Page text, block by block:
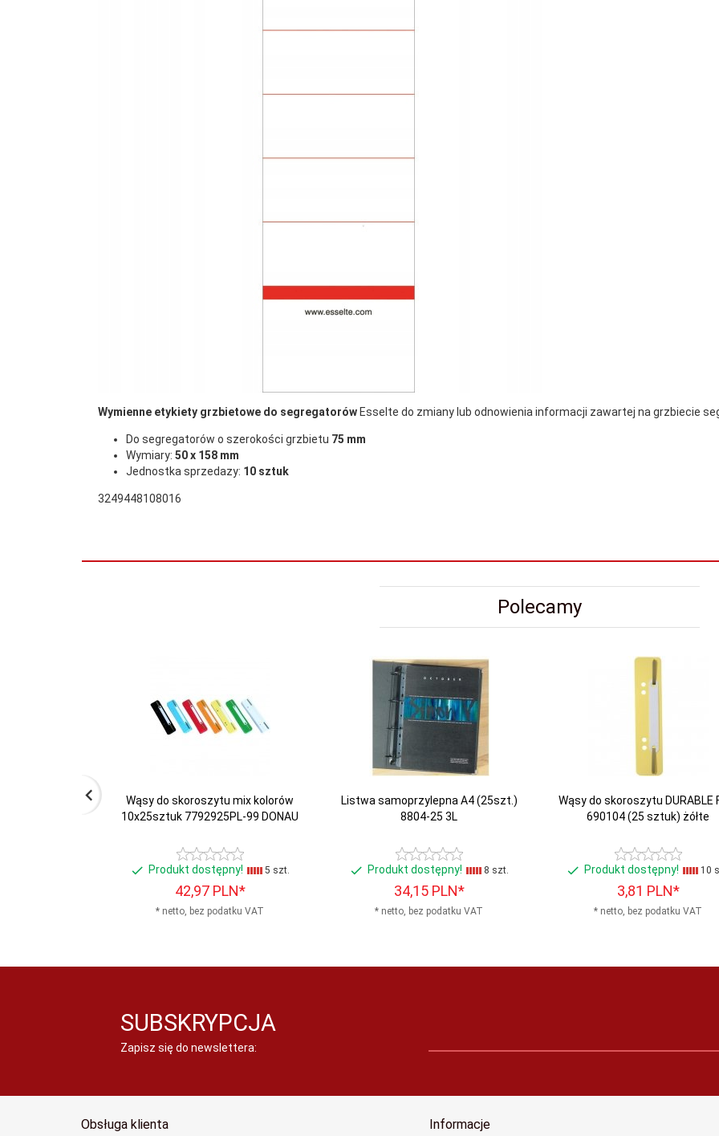
Wymienne etykiety grzbietowe do segregatorów Esselte do zmiany lub odnowienia informacji zawartej na grzbiecie
Do segregatorów o szerokości grzbietu 75 mm
Wymiary: 50 x 158 mm
Jednostka sprzedazy: 10 sztuk
3249448108016
Polecamy
Wąsy do skoroszytu mix kolorów
10x25sztuk 7792925PL-99 DONAU
Produkt dostępny! 5 szt.
42,97 PLN*
* netto, bez podatku VAT
Listwa samoprzylepna A4 (25szt.)
8804-25 3L
Produkt dostępny! 8 szt.
34,15 PLN*
* netto, bez podatku VAT
Wąsy do skoroszytu DURABLE
690104 (25 sztuk) żółte
Produkt dostępny! 10
3,81 PLN*
* netto, bez podatku VAT
SUBSKRYPCJA
Zapisz się do newslettera:
Obsługa klienta Informacje